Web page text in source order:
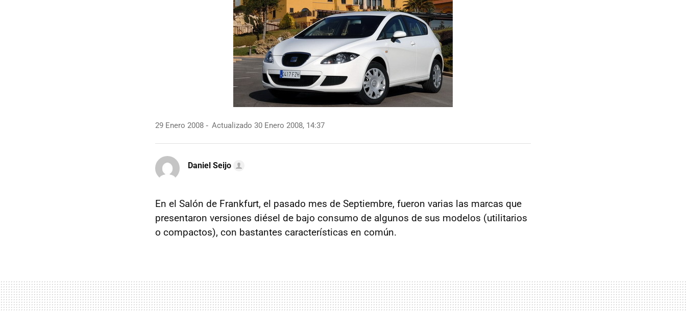
29 Enero 2008 Actualizado 30 Enero 2008, 14:37
Daniel Seijo
En el Salón de Frankfurt, el pasado mes de Septiembre, fueron varias las marcas que
presentaron versiones diésel de bajo consumo de algunos de sus modelos (utilitarios
o compactos), con bastantes características en común.